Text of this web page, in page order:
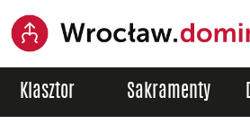
Klasztor Sakramenty